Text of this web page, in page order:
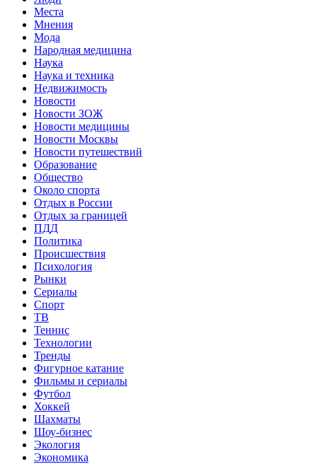
Места
Мнения
Мода
Народная медицина
Наука
Наука и техника
Недвижимость
Новости
Новости ЗОЖ
Новости медицины
Новости Москвы
Новости путешествий
Образование
Общество
Около спорта
Отдых в России
Отдых за границей
ПДД
Политика
Происшествия
Психология
Рынки
Сериалы
Спорт
ТВ
Теннис
Технологии
Тренды
Фигурное катание
Фильмы и сериалы
Футбол
Хоккей
Шахматы
Шоу-бизнес
Экология
Экономика